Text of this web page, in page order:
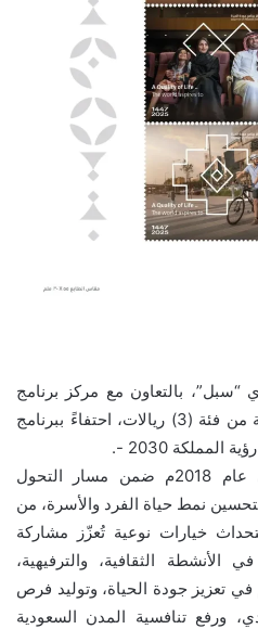
بالتعاون مع مركز برنامج
جودة الحياة، ثلاثة طوابع تذكارية من فئة (3) ريالات، احتفاءً ببرنامج
2030 -.
ويُعد البرنامج الذي أُطلق في عام 2018م ضمن مسار التحول
نمط حياة الفرد والأسرة، من
خيارات نوعية تُعزّز مشاركة
الأنشطة الثقافية، والترفيهية،
في تعزيز جودة الحياة، وتوليد فرص
ورفع تنافسية المدن السعودية